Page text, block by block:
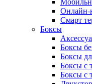
Онлайн-
Смарт
Боксы
Боксы
Боксы
Боксы с
Боксы с